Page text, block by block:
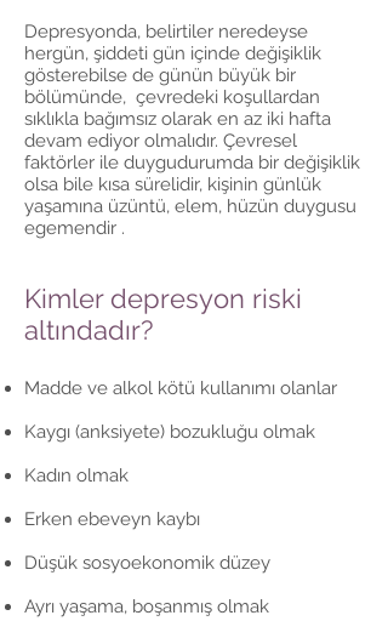
Depresyonda, belirtiler neredeyse
hergün, şiddeti gün içinde değişiklik
gösterebilse de günün büyük bir
bölümünde, çevredeki koşullardan
sıklıkla bağımsız olarak en az iki hafta
devam ediyor olmalıdır. Çevresel
faktörler ile duygudurumda bir değişiklik
olsa bile kısa sürelidir, kişinin günlük
yaşamına üzüntü, elem, hüzün duygusu
egemendir .
Kimler depresyon riski
altındadır?
Madde ve alkol kötü kullanımı olanlar
Kaygı (anksiyete) bozukluğu olmak
Kadın olmak
Erken ebeveyn kaybı
Düşük sosyoekonomik düzey
Ayrı yaşama, boşanmış olmak